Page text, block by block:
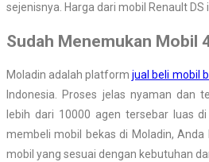
sejenisnya. Harga dari mobil Renault DS
Sudah Menemukan Mobil
Moladin adalah platformjual beli mobil
Indonesia. Proses jelas nyaman dan
lebih dari 10000 agen tersebar luas di
membeli mobil bekas di Moladin,
mobil yang sesuai dengan kebutuhan